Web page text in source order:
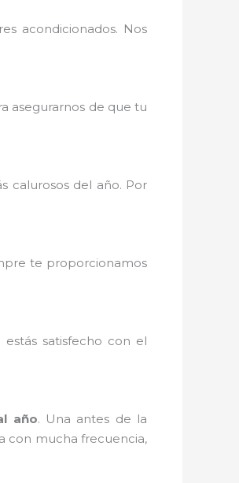
acondicionados. Nos
asegurarnos de que tu
calurosos del año. Por
te proporcionamos
satisfecho con el
año. Una antes de la
con mucha frecuencia,